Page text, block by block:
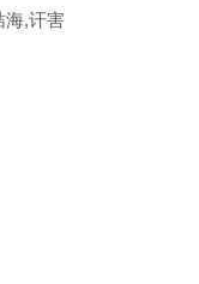
海,讦害